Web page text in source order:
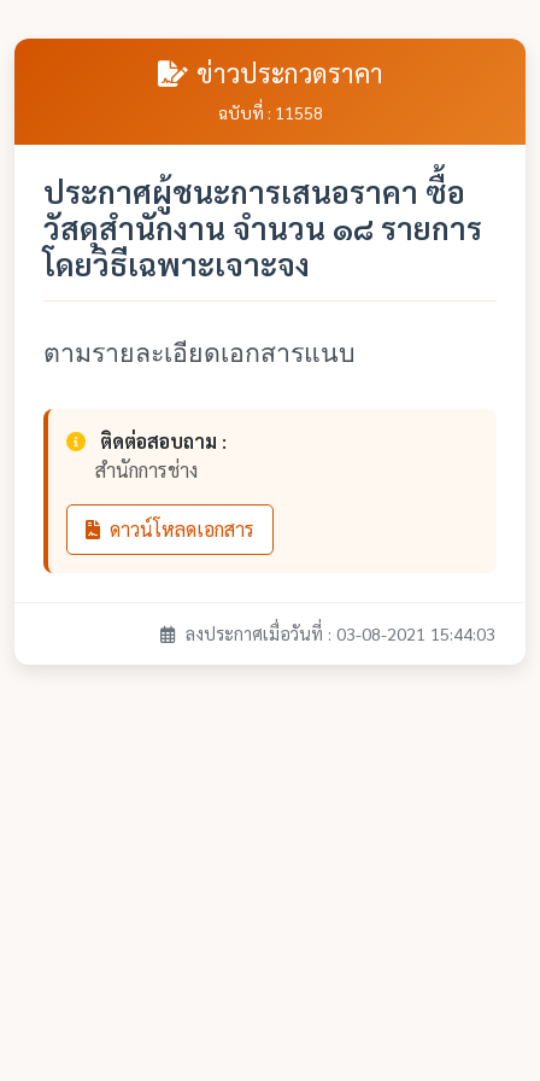
ข่าวประกวดราคา
ฉบับที่ : 11558
ประกาศผู้ชนะการเสนอราคา ซื้อ
วัสดุสำนักงาน จำนวน ๑๘ รายการ
โดยวิธีเฉพาะเจาะจง
ตามรายละเอียดเอกสารแนบ
ติดต่อสอบถาม :
สำนักการช่าง
ดาวน์โหลดเอกสาร
ลงประกาศเมื่อวันที่ : 03-08-2021 15:44:03